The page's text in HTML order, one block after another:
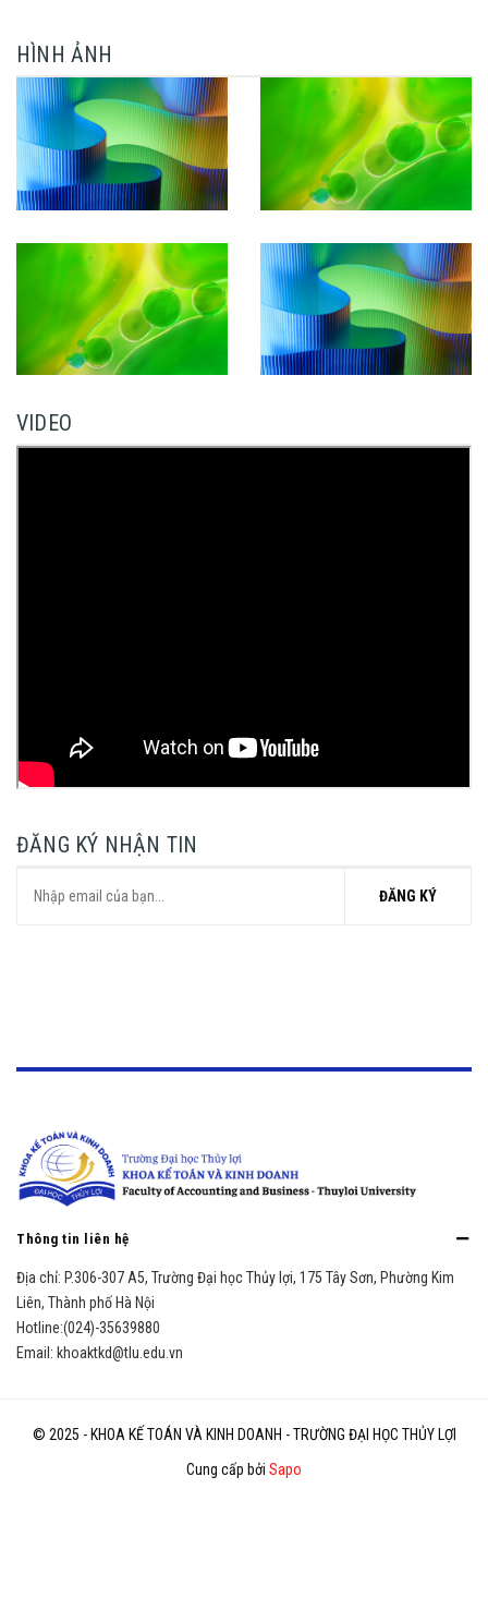
HÌNH ẢNH
VIDEO
ĐĂNG KÝ NHẬN TIN
ĐĂNG KÝ
Thông tin liên hệ
Địa chỉ: P.306-307 A5, Trường Đại học Thủy lợi, 175 Tây Sơn, Phường Kim
Liên, Thành phố Hà Nội
Hotline:(024)-35639880
Email: khoaktkd@tlu.edu.vn
© 2025 - KHOA KẾ TOÁN VÀ KINH DOANH - TRƯỜNG ĐẠI HỌC THỦY LỢI
Cung cấp bởi Sapo